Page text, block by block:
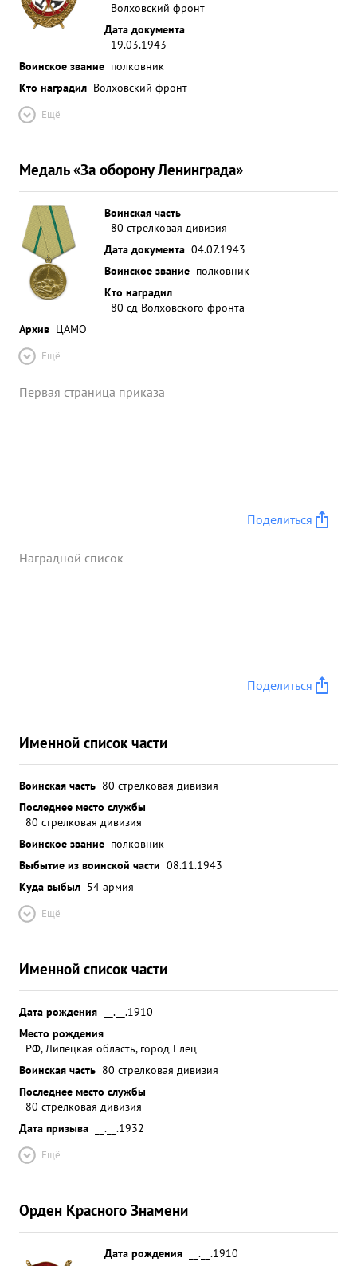
Волховский фронт
Дата документа
19.03.1943
Воинское звание полковник
Кто наградил Волховский фронт
Ещё
Медаль «За оборону Ленинграда»
Воинская часть
80 стрелковая дивизия
Дата документа 04.07.1943
Воинское звание полковник
Кто наградил
80 сд Волховского фронта
Архив ЦАМО
Ещё
Первая страница приказа
Поделиться
Наградной список
Поделиться
Именной список части
Воинская часть 80 стрелковая дивизия
Последнее место службы
80 стрелковая дивизия
Воинское звание полковник
Выбытие из воинской части 08.11.1943
Куда выбыл 54 армия
Ещё
Именной список части
Дата рождения
__.__.1910
Место рождения
РФ, Липецкая область, город Елец
Воинская часть 80 стрелковая дивизия
Последнее место службы
80 стрелковая дивизия
Дата призыва
__.__.1932
Ещё
Орден Красного Знамени
Дата рождения
__.__.1910